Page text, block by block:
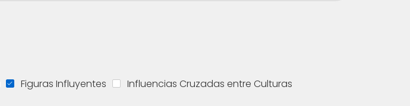
Figuras Influyentes
Influencias Cruzadas entre Culturas